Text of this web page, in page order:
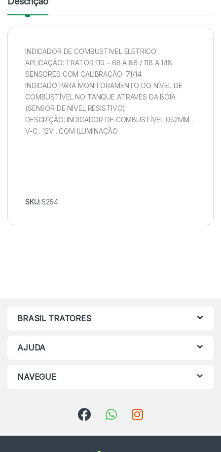
INDICADOR DE COMBUSTIVEL ELETRICO
APLICAÇÃO: TRATOR 110 – 68 A 88 / 118 A 148
SENSORES COM CALIBRAÇÃO: 71/14
INDICADO PARA MONITORAMENTO DO NÍVEL DE
COMBUSTÍVEL NO TANQUE ATRAVÉS DA BÓIA
(SENSOR DE NÍVEL RESISTIVO).
DESCRIÇÃO: INDICADOR DE COMBUSTÍVEL 052MM .
V-C . 12V . COM ILUMINAÇÃO
SKU:5254
BRASIL TRATORES
AJUDA
NAVEGUE